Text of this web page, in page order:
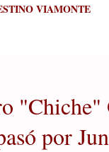
VIAMONTE
"Chiche"
por